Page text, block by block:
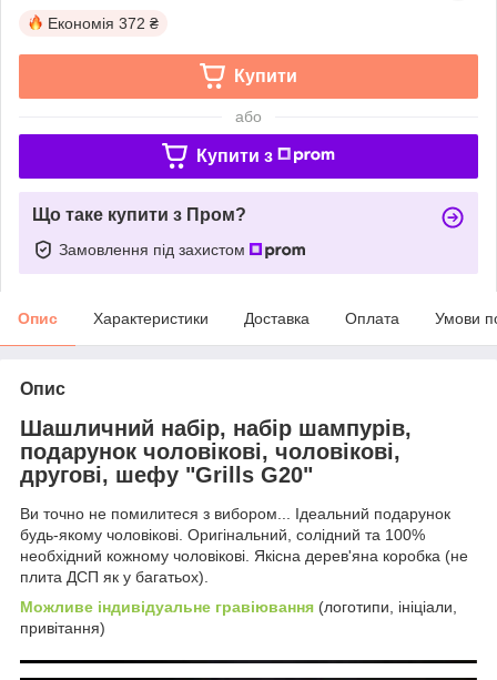
Економія 372 ₴
Купити
або
Купити з
Що таке купити з Пром?
Замовлення під захистом
Опис Характеристики Доставка Оплата Умови
Опис
Шашличний набір, набір шампурів,
подарунок чоловікові, чоловікові,
другові, шефу "Grills G20"
Ви точно не помилитеся з вибором... Ідеальний подарунок
будь-якому чоловікові. Оригінальний, солідний та 100%
необхідний кожному чоловікові. Якісна дерев'яна коробка (не
плита ДСП як у багатьох).
Можливе індивідуальне гравіювання (логотипи, ініціали,
привітання)